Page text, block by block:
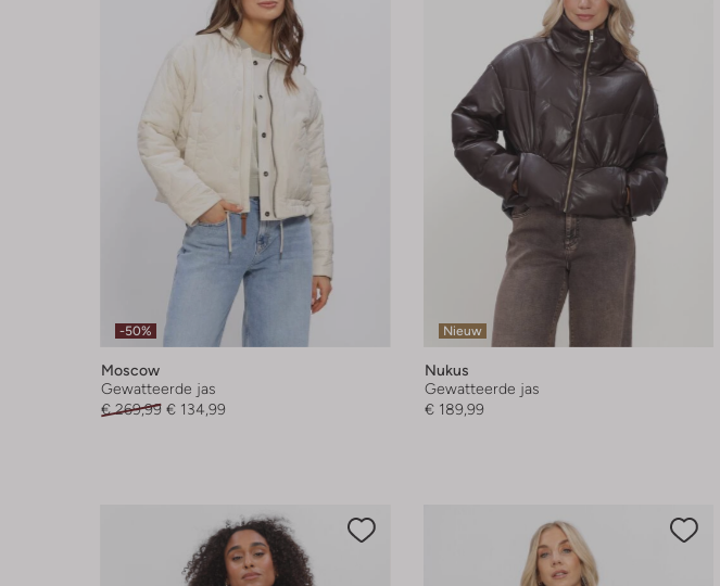
-50%
Moscow
Gewatteerde jas
€ 269,99 € 134,99
Nieuw
Nukus
Gewatteerde jas
€ 189,99